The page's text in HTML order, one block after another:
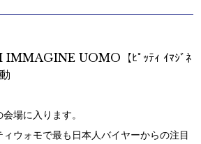
UOMO【ﾋﾟｯﾃｨ ｲﾏｼﾞﾈ
場に入ります。
ウォモで最も日本人バイヤーからの注目